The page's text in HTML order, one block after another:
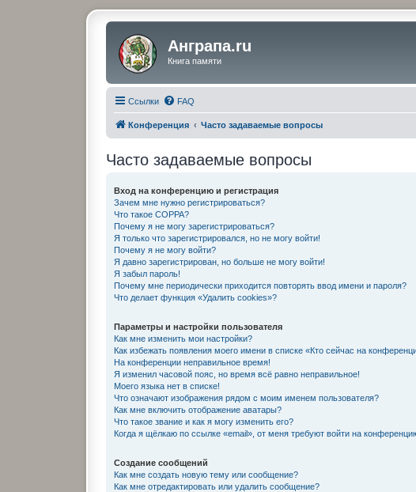
Анграпа.ru
Книга памяти
Ссылки FAQ
Конференция Часто задаваемые вопросы
Часто задаваемые вопросы
Вход на конференцию и регистрация
Зачем мне нужно регистрироваться?
Что такое COPPA?
Почему я не могу зарегистрироваться?
Я только что зарегистрировался, но не могу войти!
Почему я не могу войти?
Я давно зарегистрирован, но больше не могу войти!
Я забыл пароль!
Почему мне периодически приходится повторять ввод имени и пароля?
Что делает функция «Удалить cookies»?
Параметры и настройки пользователя
Как мне изменить мои настройки?
Как избежать появления моего имени в списке «Кто сейчас на
На конференции неправильное время!
Я изменил часовой пояс, но время всё равно неправильное!
Моего языка нет в списке!
Что означают изображения рядом с моим именем пользователя?
Как мне включить отображение аватары?
Что такое звание и как я могу изменить его?
Когда я щёлкаю по ссылке «email», от меня требуют войти на
Создание сообщений
Как мне создать новую тему или сообщение?
Как мне отредактировать или удалить сообщение?